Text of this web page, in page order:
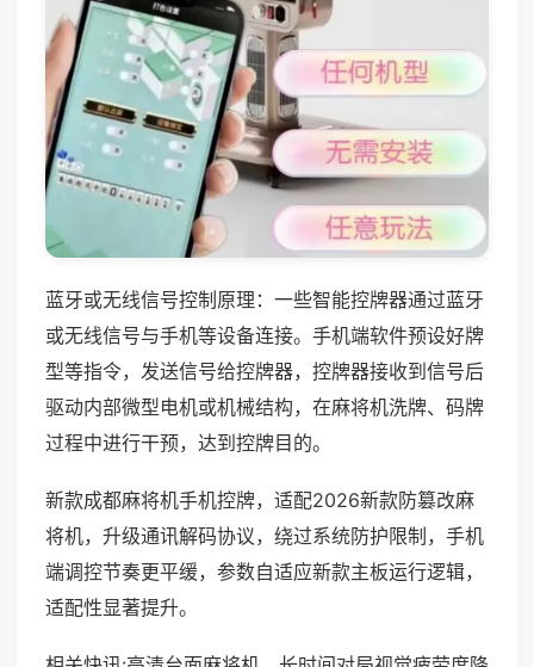
蓝牙或无线信号控制原理：一些智能控牌器通过蓝牙
或无线信号与手机等设备连接。手机端软件预设好牌
型等指令，发送信号给控牌器，控牌器接收到信号后
驱动内部微型电机或机械结构，在麻将机洗牌、码牌
过程中进行干预，达到控牌目的。
新款成都麻将机手机控牌，适配2026新款防篡改麻
将机，升级通讯解码协议，绕过系统防护限制，手机
端调控节奏更平缓，参数自适应新款主板运行逻辑，
适配性显著提升。